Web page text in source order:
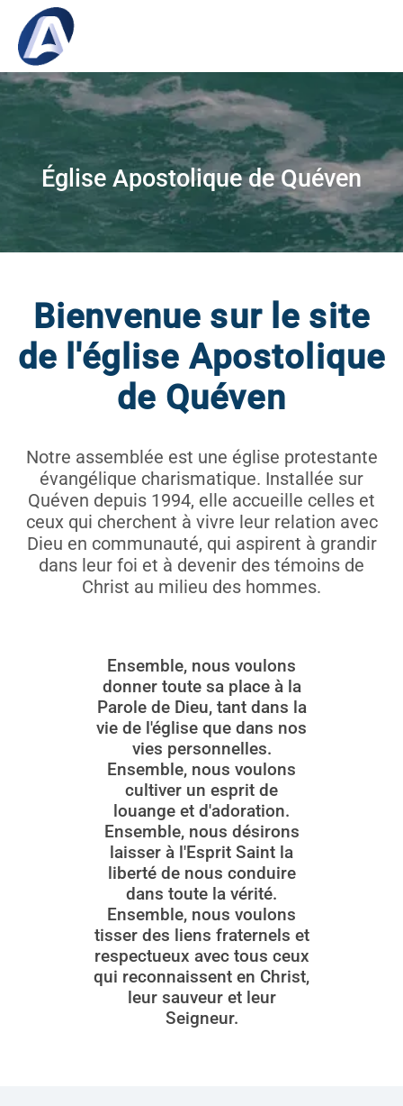
Église Apostolique de Quéven
Bienvenue sur le site
de l'église Apostolique
de Quéven
Notre assemblée est une église protestante
évangélique charismatique. Installée sur
Quéven depuis 1994, elle accueille celles et
ceux qui cherchent à vivre leur relation avec
Dieu en communauté, qui aspirent à grandir
dans leur foi et à devenir des témoins de
Christ au milieu des hommes.
Ensemble, nous voulons
donner toute sa place à la
Parole de Dieu, tant dans la
vie de l'église que dans nos
vies personnelles.
Ensemble, nous voulons
cultiver un esprit de
louange et d'adoration.
Ensemble, nous désirons
laisser à l'Esprit Saint la
liberté de nous conduire
dans toute la vérité.
Ensemble, nous voulons
tisser des liens fraternels et
respectueux avec tous ceux
qui reconnaissent en Christ,
leur sauveur et leur
Seigneur.